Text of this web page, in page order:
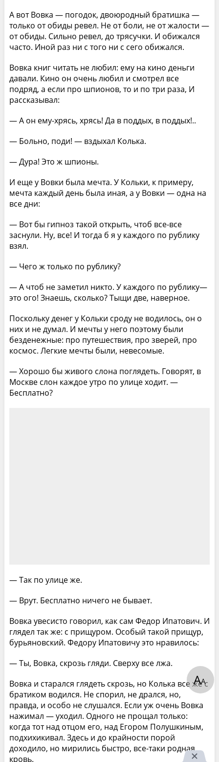
А вот Вовка — погодок, двоюродный братишка —
только от обиды ревел. Не от боли, не от жалости —
от обиды. Сильно ревел, до трясучки. И обижался
часто. Иной раз ни с того ни с сего обижался.
Вовка книг читать не любил: ему на кино деньги
давали. Кино он очень любил и смотрел все
подряд, а если про шпионов, то и по три раза, И
рассказывал:
— А он ему-хрясь, хрясь! Да в поддых, в поддых!..
— Больно, поди! — вздыхал Колька.
— Дура! Это ж шпионы.
И еще у Вовки была мечта. У Кольки, к примеру,
мечта каждый день была иная, а у Вовки — одна на
все дни:
— Вот бы гипноз такой открыть, чтоб все-все
заснули. Ну, все! И тогда б я у каждого по рублику
взял.
— Чего ж только по рублику?
— А чтоб не заметил никто. У каждого по рублику—
это ого! Знаешь, сколько? Тыщи две, наверное.
Поскольку денег у Кольки сроду не водилось, он о
них и не думал. И мечты у него поэтому были
безденежные: про путешествия, про зверей, про
космос. Легкие мечты были, невесомые.
— Хорошо бы живого слона поглядеть. Говорят, в
Москве слон каждое утро по улице ходит. —
Бесплатно?
— Так по улице же.
— Врут. Бесплатно ничего не бывает.
Вовка увесисто говорил, как сам Федор Ипатович. И
глядел так же: с прищуром. Особый такой прищур,
бурьяновский. Федору Ипатовичу это нравилось:
— Ты, Вовка, скрозь гляди. Сверху все лжа.
Вовка и старался глядеть скрозь, но Колька все же с
братиком водился. Не спорил, не дрался, но,
правда, и особо не слушался. Если уж очень Вовка
нажимал — уходил. Одного не прощал только:
когда тот над отцом его, над Егором Полушкиным,
подхихикивал. Здесь и до крайности порой
доходило, но мирились быстро, все-таки родная
кровь.
АА